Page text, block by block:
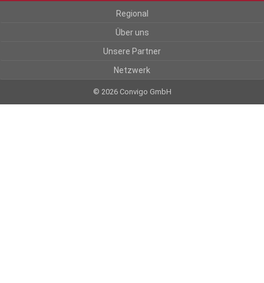
Regional
Über uns
Unsere Partner
Netzwerk
© 2026 Convigo GmbH